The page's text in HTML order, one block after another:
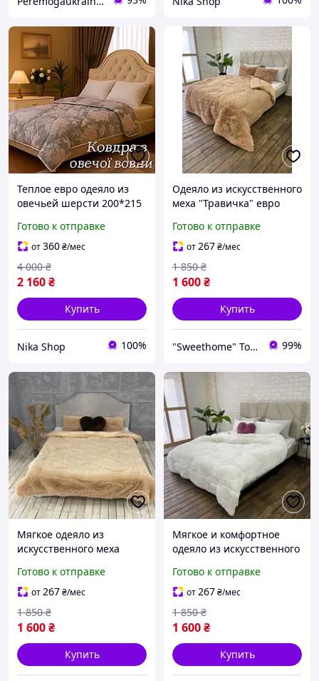
Теплое евро одеяло из
овечьей шерсти 200*215
зимние одеяла из
овечьей шерсти от
производителя
Готово к отправке
от360₴/мес
2 160₴
4 000 ₴
Купить
Nika Shop 100%
Одеяло из искусственного
меха "Травичка" евро
Мягкое и теплое одеяло с
длинным ворсом
Готово к отправке
от267₴/мес
1 600₴
1 850 ₴
Купить
"Sweethome" Товари для дому 99%
Мягкое одеяло из
искусственного меха
бежевого цвета. Нежное
одеяло с длинным ворсом
Готово к отправке
от267₴/мес
1 600₴
1 850 ₴
Купить
Мягкое и комфортное
одеяло из искусственного
размер белого цвета с
длинным ворсом.
Готово к отправке
от267₴/мес
1 600₴
1 850 ₴
Купить